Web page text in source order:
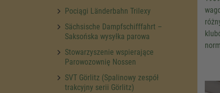
Pociągi Länderbahn Trilexy
Sächsische Dampfschifffahrt –
Saksońska wysyłka parowa
Stowarzyszenie wspierające
Parowozownię Nossen
SVT Görlitz (Spalinowy zespół
trakcyjny serii Görlitz)